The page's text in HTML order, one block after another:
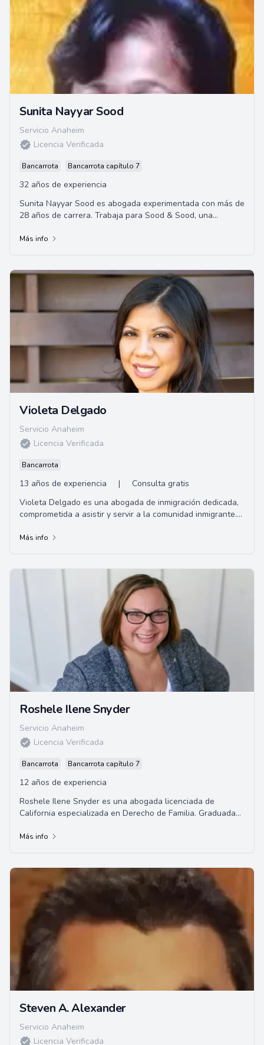
Sunita Nayyar Sood
Servicio Anaheim
Licencia Verificada
Bancarrota Bancarrota capítulo 7
32 años de experiencia
Sunita Nayyar Sood es abogada experimentada con más de
28 años de carrera. Trabaja para Sood & Sood, una
Más info
Violeta Delgado
Servicio Anaheim
Licencia Verificada
Bancarrota
13 años de experiencia |
Consulta gratis
Violeta Delgado es una abogada de inmigración dedicada,
comprometida a asistir y servir a la comunidad inmigrante.
Más info
Roshele Ilene Snyder
Servicio Anaheim
Licencia Verificada
Bancarrota Bancarrota capítulo 7
12 años de experiencia
Roshele Ilene Snyder es una abogada licenciada de
California especializada en Derecho de Familia. Graduada
Más info
Steven A. Alexander
Servicio Anaheim
Licencia Verificada